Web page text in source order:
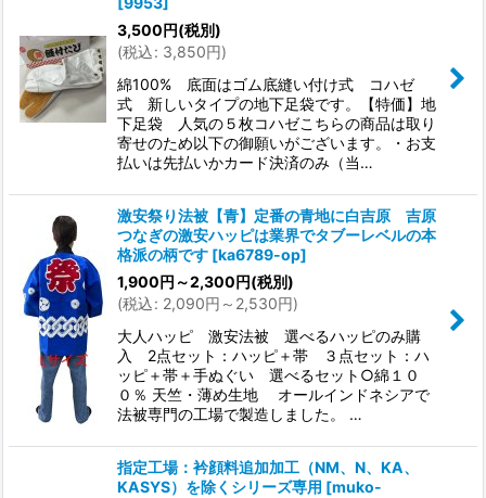
3,500円(税別)
(税込: 3,850円)
綿100% 底面はゴム底縫い付け式 コハゼ
式 新しいタイプの地下足袋です。【特価】地
下足袋 人気の５枚コハゼこちらの商品は取り
寄せのため以下の御願いがございます。・お支
払いは先払いかカード決済のみ（当…
激安祭り法被【青】定番の青地に白吉原 吉原
つなぎの激安ハッピは業界でタブーレベルの本
格派の柄です [ka6789-op]
1,900円 ～2,300円(税別)
(税込: 2,090円 ～2,530円)
大人ハッピ 激安法被 選べるハッピのみ購
入 2点セット：ハッピ＋帯 ３点セット：ハ
ッピ＋帯＋手ぬぐい 選べるセット○綿１０
０％ 天竺・薄め生地 オールインドネシアで
法被専門の工場で製造しました。 …
指定工場：衿顔料追加加工（NM、N、KA、
KASYS）を除くシリーズ専用 [muko-